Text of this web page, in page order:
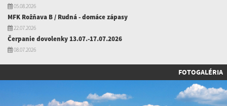
05.08.2026
MFK Rožňava B / Rudná - domáce zápasy
22.07.2026
Čerpanie dovolenky 13.07.-17.07.2026
08.07.2026
FOTOGALÉRIA